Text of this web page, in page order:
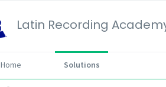
Latin Recording
Home Solutions